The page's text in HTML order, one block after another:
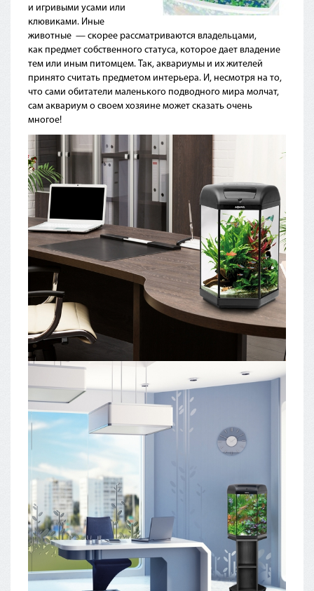
и игривыми усами или
клювиками. Иные
животные — скорее рассматриваются владельцами,
как предмет собственного статуса, которое дает владение
тем или иным питомцем. Так, аквариумы и их жителей
принято считать предметом интерьера. И, несмотря на то,
что сами обитатели маленького подводного мира молчат,
сам аквариум о своем хозяине может сказать очень
многое!